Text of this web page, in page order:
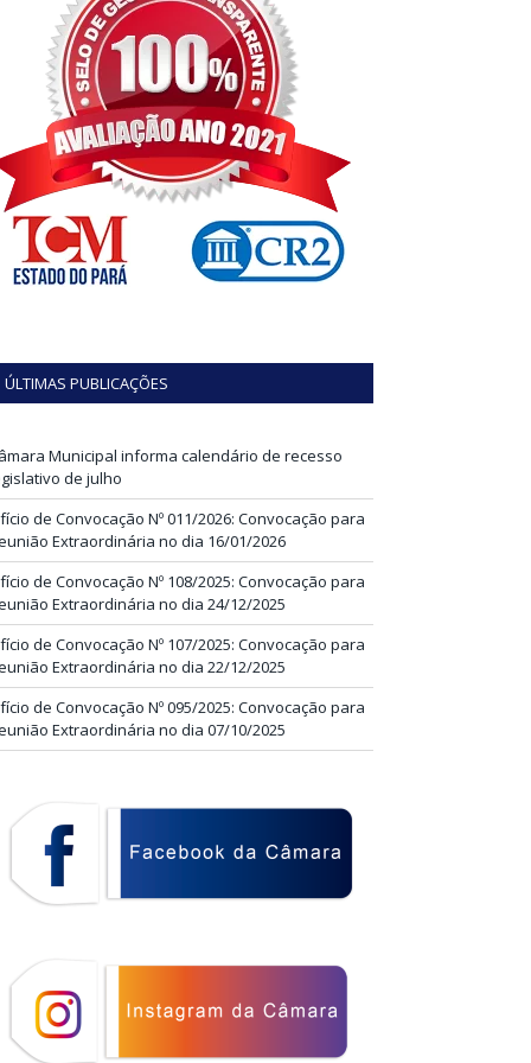
ÚLTIMAS PUBLICAÇÕES
Municipal informa calendário de recesso
de julho
de Convocação Nº 011/2026: Convocação para
Extraordinária no dia 16/01/2026
de Convocação Nº 108/2025: Convocação para
Extraordinária no dia 24/12/2025
de Convocação Nº 107/2025: Convocação para
Extraordinária no dia 22/12/2025
de Convocação Nº 095/2025: Convocação para
Extraordinária no dia 07/10/2025